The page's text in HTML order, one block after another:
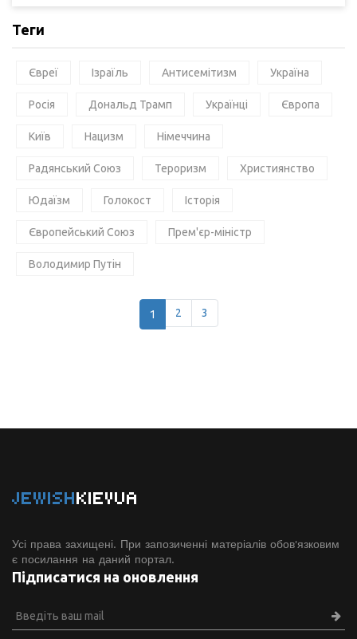
Теги
Євреї Ізраїль Антисемітизм Україна
Росія Дональд Трамп Українці Європа
Київ Нацизм Німеччина
Радянський Союз Тероризм Християнство
Юдаїзм Голокост Історія
Європейський Союз Прем'єр-міністр
Володимир Путін
1 2 3
JEWISHKIEVUA
Усі права захищені. При запозиченні матеріалів обов'язковим
є посилання на даний портал.
Підписатися на оновлення